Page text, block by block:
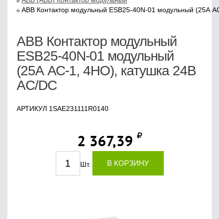
ABB Контактор модульный ESB25-40N-01 модульный (25А
ABB Контактор модульный
ESB25-40N-01 модульный
(25А АС-1, 4НО), катушка 24В
AC/DC
АРТИКУЛ 1SAE231111R0140
2 367,39
Шт. В КОРЗИНУ